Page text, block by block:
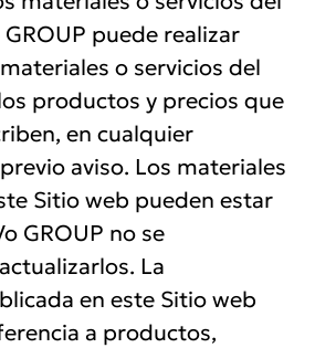
puede realizar
o servicios del
productos y precios que
en cualquier
aviso. Los materiales
Sitio web pueden estar
GROUP no se
La
en este Sitio web
a productos,